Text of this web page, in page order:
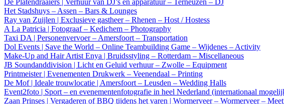
De Platendraaiers | Verhuur van DJ’s en apparatuur – Terneuzen – DJ
Het Stadshuys – Assen – Bars & Lounges
Ray van Zuijlen | Exclusieve gastheer – Rhenen – Host / Hostess
A La Patricia | Fotograaf – Kedichem – Photography
Taxi DA | Personenvervoer – Amersfoort – Transportation
Dol Events | Save the World – Online Teambuilding Game – Wijdenes – Activity
Make-Up and Hair Artist Enya | Bruidsstyling – Rotterdam – Miscellaneous
JB Soundanddivision | Licht en Geluid verhuur – Zwolle – Equipment
Printmeister | Evenementen Drukwerk – Veenendaal – Printing
De Mof | Ideale trouwlocatie | Amersfoort – Leusden – Wedding Halls
Event2foto | Sport – en evenementenfotografie in heel Nederland (internationaal
Zaan Prinses | Vergaderen of BBQ tijdens het varen | Wormerveer – Wormerveer –